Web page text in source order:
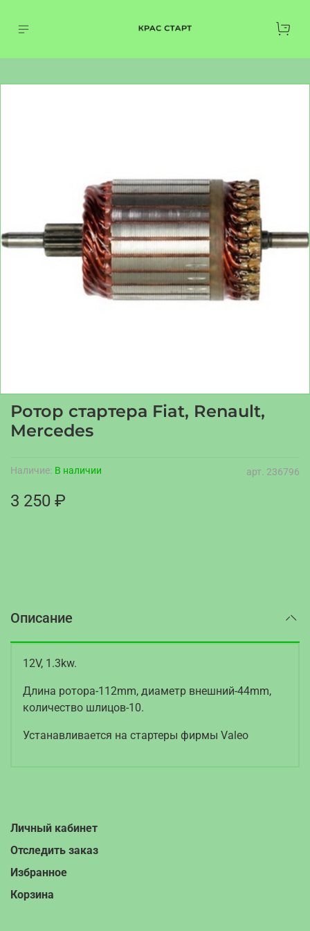
арт. 236796
Наличие: В наличии
Ротор стартера Fiat, Renault,
Mercedes
3 250 ₽
Описание
12V, 1.3kw.
Длина ротора-112mm, диаметр внешний-44mm,
количество шлицов-10.
Устанавливается на стартеры фирмы Valeo
Личный кабинет
Отследить заказ
Избранное
Корзина